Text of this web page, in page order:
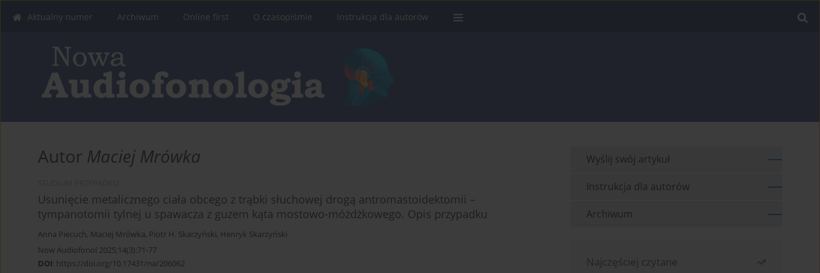
Aktualny numer Archiwum Online first O czasopiśmie Instrukcja dla autorów
Autor Maciej Mrówka
Usunięcie metalicznego ciała obcego z trąbki słuchowej drogą antromastoidektomii –
tympanotomii tylnej u spawacza z guzem kąta mostowo-móżdżkowego. Opis przypadku
Anna Piecuch, Maciej Mrówka, Piotr H. Skarżyński, Henryk Skarżyński
Now Audiofonol 2025;14(3):71-77
DOI: https://doi.org/10.17431/na/206062
Wyślij swój artykuł
Instrukcja dla autorów
Archiwum
Najczęściej czytane